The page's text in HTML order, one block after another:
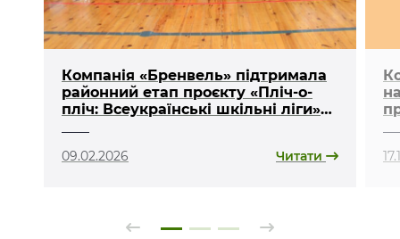
Компанія «Бренвель» підтримала
районний етап проєкту «Пліч-о-
пліч: Всеукраїнські шкільні ліги»
09.02.2026 Читати